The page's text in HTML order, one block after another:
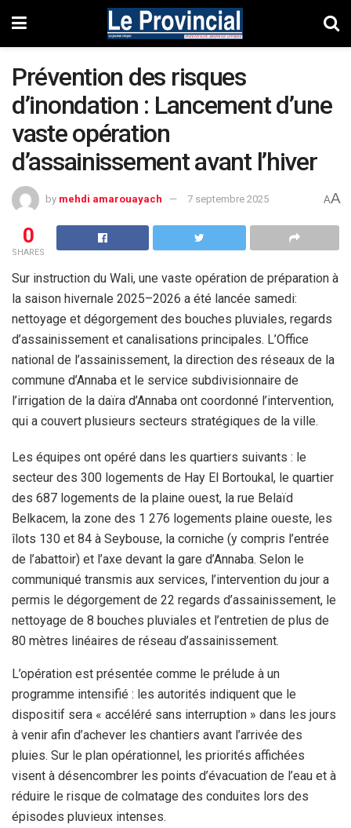
Prévention des risques
d’inondation : Lancement d’une
vaste opération
d’assainissement avant l’hiver
by mehdi amarouayach 7 septembre 2025 AA
0
SHARES
Sur instruction du Wali, une vaste opération de préparation à
la saison hivernale 2025–2026 a été lancée samedi:
nettoyage et dégorgement des bouches pluviales, regards
d’assainissement et canalisations principales. L’Office
national de l’assainissement, la direction des réseaux de la
commune d’Annaba et le service subdivisionnaire de
l’irrigation de la daïra d’Annaba ont coordonné l’intervention,
qui a couvert plusieurs secteurs stratégiques de la ville.
Les équipes ont opéré dans les quartiers suivants : le
secteur des 300 logements de Hay El Bortoukal, le quartier
des 687 logements de la plaine ouest, la rue Belaïd
Belkacem, la zone des 1 276 logements plaine oueste, les
îlots 130 et 84 à Seybouse, la corniche (y compris l’entrée
de l’abattoir) et l’axe devant la gare d’Annaba. Selon le
communiqué transmis aux services, l’intervention du jour a
permis le dégorgement de 22 regards d’assainissement, le
nettoyage de 8 bouches pluviales et l’entretien de plus de
80 mètres linéaires de réseau d’assainissement.
L’opération est présentée comme le prélude à un
programme intensifié : les autorités indiquent que le
dispositif sera « accéléré sans interruption » dans les jours
à venir afin d’achever les chantiers avant l’arrivée des
pluies. Sur le plan opérationnel, les priorités affichées
visent à désencombrer les points d’évacuation de l’eau et à
réduire le risque de colmatage des conduites lors des
épisodes pluvieux intenses.